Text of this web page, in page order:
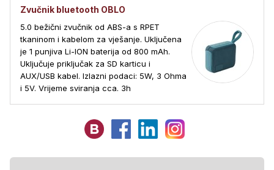
Zvučnik bluetooth OBLO
5.0 bežični zvučnik od ABS-a s RPET
tkaninom i kabelom za vješanje. Uključena
je 1 punjiva Li-ION baterija od 800 mAh.
Uključuje priključak za SD karticu i
AUX/USB kabel. Izlazni podaci: 5W, 3 Ohma
i 5V. Vrijeme sviranja cca. 3h